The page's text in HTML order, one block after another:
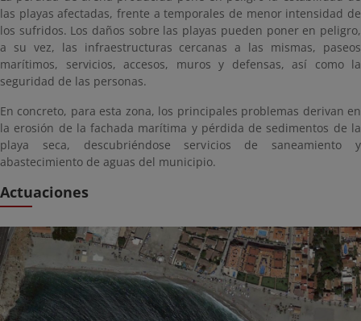
las playas afectadas, frente a temporales de menor intensidad de
los sufridos. Los daños sobre las playas pueden poner en peligro,
a su vez, las infraestructuras cercanas a las mismas, paseos
marítimos, servicios, accesos, muros y defensas, así como la
seguridad de las personas.
En concreto, para esta zona, los principales problemas derivan en
la erosión de la fachada marítima y pérdida de sedimentos de la
playa seca, descubriéndose servicios de saneamiento y
abastecimiento de aguas del municipio.
Actuaciones